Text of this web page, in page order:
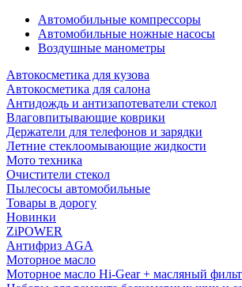
Автомобильные компрессоры
Автомобильные ножные насосы
Воздушные манометры
Автокосметика для кузова
Автокосметика для салона
Антидождь и антизапотеватели стекол
Влаговпитывающие коврики
Держатели для телефонов и зарядки
Летние стеклоомывающие жидкости
Мото техника
Очистители стекол
Пылесосы автомобильные
Товары в дорогу
Новинки
ZiPOWER
Антифриз AGA
Моторное масло
Моторное масло Hi-Gear + масляный